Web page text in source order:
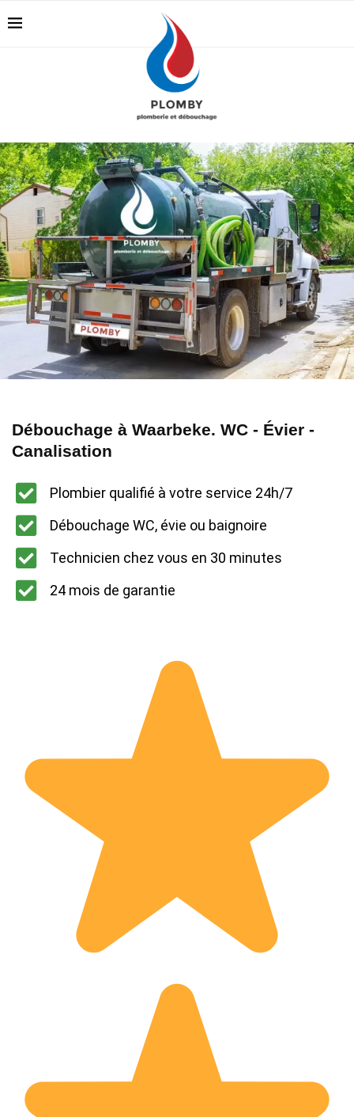
Débouchage à Waarbeke. WC - Évier -
Canalisation
Plombier qualifié à votre service 24h/7
Débouchage WC, évie ou baignoire
Technicien chez vous en 30 minutes
24 mois de garantie